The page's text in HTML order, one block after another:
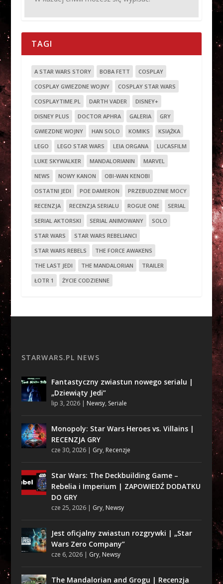
TAGI
A STAR WARS STORY BOBA FETT
COSPLAY
COSPLAY GWIEZDNE WOJNY
COSPLAY STAR WARS
COSPLAYTIME.PL
DARTH VADER
DISNEY+
DISNEY PLUS
DOCTOR APHRA GALERIA
GRY
GWIEZDNE WOJNY
HAN SOLO KOMIKS
KSIĄŻKA
LEGO
LEGO STAR WARS LEIA ORGANA
LUCASFILM
LUKE SKYWALKER
MANDALORIANIN
MARVEL
NEWS
NOWY KANON
OBI-WAN KENOBI
OSTATNI JEDI
POE DAMERON
PRZEBUDZENIE MOCY
RECENZJA
RECENZJA SERIALU ROGUE ONE
SERIAL
SERIAL AKTORSKI
SERIAL ANIMOWANY
SOLO
STAR WARS
STAR WARS REBELIANCI
STAR WARS REBELS
THE FORCE AWAKENS
THE LAST JEDI
THE MANDALORIAN
TRAILER
ŁOTR 1
ŻYCIE CODZIENNE
STARWARS.PL NEWS
Fantastyczny zwiastun nowego serialu |
„Dziewiąty Jedi”
lip 3, 2026| Newsy, Seriale
Monopoly: Star Wars Heroes vs. Villains |
RECENZJA GRY
cze 30, 2026| Gry, Recenzje
Star Wars: The Deckbuilding Game –
Rebelia i Imperium | ZAPOWIEDŹ DODATKU
DO GRY
cze 25, 2026| Gry, Newsy
Jest oficjalny zwiastun rozgrywki | „Star
Wars Zero Company”
cze 6, 2026| Gry, Newsy
The Mandalorian and Grogu | Recenzja